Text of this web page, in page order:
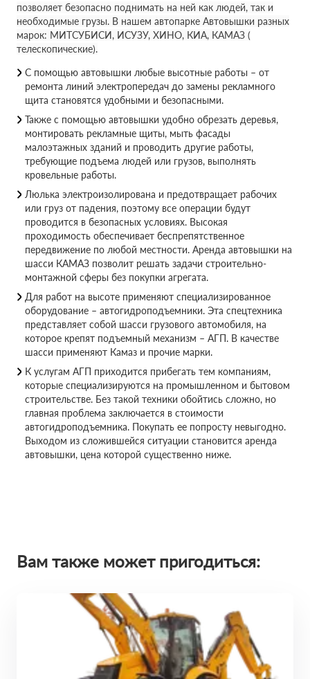
позволяет безопасно поднимать на ней как людей, так и
необходимые грузы. В нашем автопарке Автовышки разных
марок: МИТСУБИСИ, ИСУЗУ, ХИНО, КИА, КАМАЗ (
телескопические).
С помощью автовышки любые высотные работы – от
ремонта линий электропередач до замены рекламного
щита становятся удобными и безопасными.
Также с помощью автовышки удобно обрезать деревья,
монтировать рекламные щиты, мыть фасады
малоэтажных зданий и проводить другие работы,
требующие подъема людей или грузов, выполнять
кровельные работы.
Люлька электроизолирована и предотвращает рабочих
или груз от падения, поэтому все операции будут
проводится в безопасных условиях. Высокая
проходимость обеспечивает беспрепятственное
передвижение по любой местности. Аренда автовышки на
шасси КАМАЗ позволит решать задачи строительно-
монтажной сферы без покупки агрегата.
Для работ на высоте применяют специализированное
оборудование – автогидроподъемники. Эта спецтехника
представляет собой шасси грузового автомобиля, на
которое крепят подъемный механизм – АГП. В качестве
шасси применяют Камаз и прочие марки.
К услугам АГП приходится прибегать тем компаниям,
которые специализируются на промышленном и бытовом
строительстве. Без такой техники обойтись сложно, но
главная проблема заключается в стоимости
автогидроподъемника. Покупать ее попросту невыгодно.
Выходом из сложившейся ситуации становится аренда
автовышки, цена которой существенно ниже.
Вам также может пригодиться: